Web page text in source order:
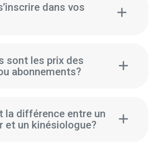
dans vos
sont les prix des
abonnements?
la différence entre un
et un kinésiologue?